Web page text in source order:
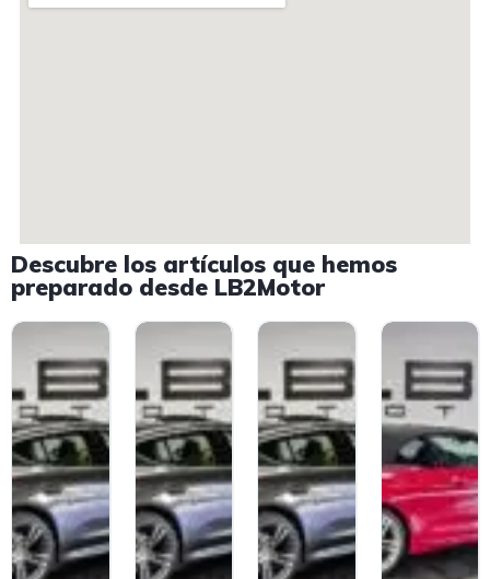
Descubre los artículos que hemos
preparado desde LB2Motor